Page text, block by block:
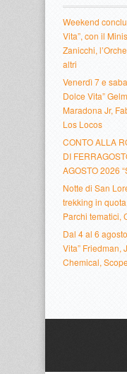
Weekend
Vita”, con il
Zanicchi,
altri
Venerdì 7 e
Dolce Vita”
Maradona Jr,
Los Locos
CONTO ALLA
DI
AGOSTO 2026
Notte di San
trekking in
Parchi tematici,
Dal 4 al 6
Vita” Friedman,
Chemical,